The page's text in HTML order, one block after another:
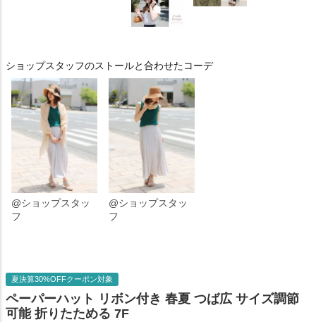
ショップスタッフのストールと合わせたコーデ
@ショップスタッ
フ
@ショップスタッ
フ
夏決算30%OFFクーポン対象
ペーパーハット リボン付き 春夏 つば広 サイズ調節
可能 折りたためる 7F